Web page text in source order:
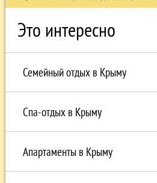
Это интересно
Семейный отдых в Крыму
Спа-отдых в Крыму
Апартаменты в Крыму